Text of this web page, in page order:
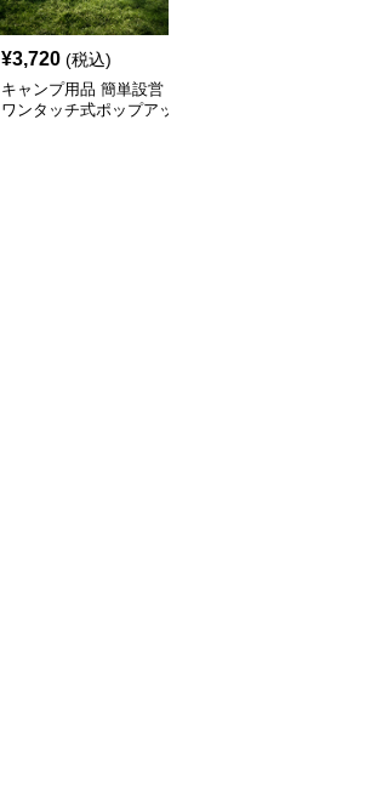
¥3,720 (税込)
キャンプ用品 簡単設営
ワンタッチ式ポップアッ